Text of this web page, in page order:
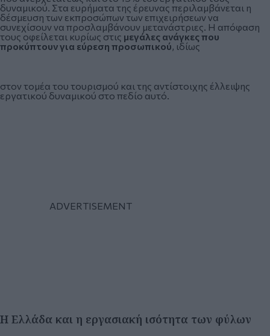
δυναμικού. Στα ευρήματα της έρευνας περιλαμβάνεται η
δέσμευση των εκπροσώπων των επιχειρήσεων να
συνεχίσουν να προσλαμβάνουν μετανάστριες. Η απόφαση
τους οφείλεται κυρίως στις μεγάλες ανάγκες που
προκύπτουν για εύρεση προσωπικού, ιδίως
στον τομέα του τουρισμού και της αντίστοιχης έλλειψης
εργατικού δυναμικού στο πεδίο αυτό.
Η Ελλάδα και η εργασιακή ισότητα των φύλων